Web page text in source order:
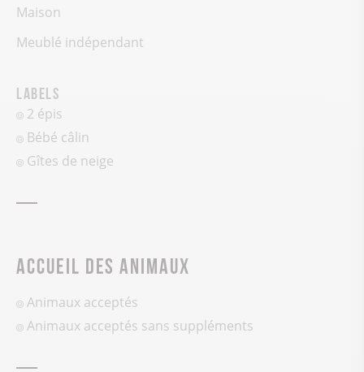
Maison
Meublé indépendant
Labels
2 épis
Bébé câlin
Gîtes de neige
Accueil des animaux
Animaux acceptés
Animaux acceptés sans suppléments